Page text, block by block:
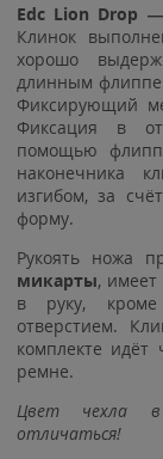
Edc Lion Drop —
Клинок
хорошо
длинным
Фиксирующий
Фиксация в
помощью
наконечника
изгибом, за
форму.
Рукоять ножа
микарты,
в руку, кроме
отверстием.
комплекте
ремне.
Цвет чехла
отличаться!